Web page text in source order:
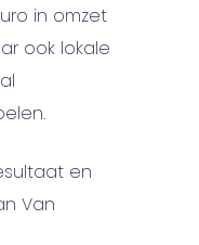
in omzet
ook lokale
en
Van